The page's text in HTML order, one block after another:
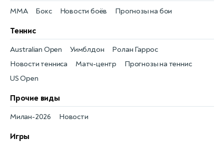
Новости боёв
MMA Прогнозы на бои
Бокс
Теннис
Новости тенниса
Australian Open
Матч-центр
Уимблдон
Прогнозы на теннис
Ролан Гаррос
US Open
Прочие виды
Новости
Милан-2026
Игры